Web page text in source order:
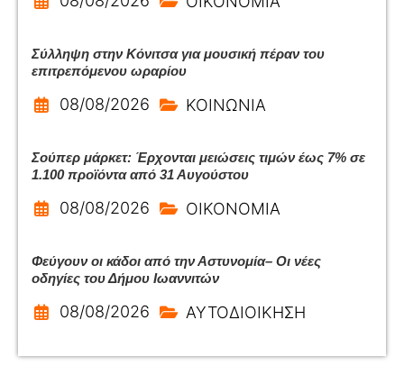
Σύλληψη στην Κόνιτσα για μουσική πέραν του
επιτρεπόμενου ωραρίου
08/08/2026 ΚΟΙΝΩΝΙΑ
Σούπερ μάρκετ: Έρχονται μειώσεις τιμών έως 7% σε
1.100 προϊόντα από 31 Αυγούστου
08/08/2026 ΟΙΚΟΝΟΜΙΑ
Φεύγουν οι κάδοι από την Αστυνομία– Οι νέες
οδηγίες του Δήμου Ιωαννιτών
08/08/2026 ΑΥΤΟΔΙΟΙΚΗΣΗ